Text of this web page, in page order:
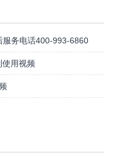
服务电话400-993-6860
使用视频